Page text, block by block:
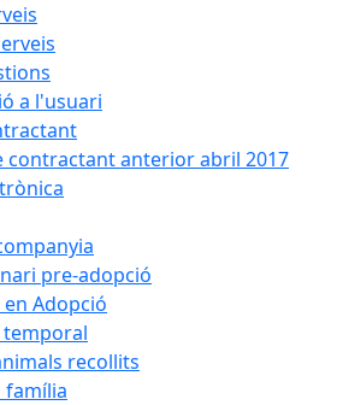
a l'usuari
contractant anterior abril 2017
pre-adopció
Adopció
temporal
recollits
família